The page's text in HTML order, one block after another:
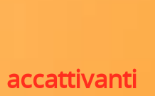
accattivanti